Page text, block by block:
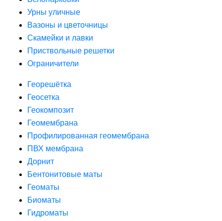
Урны уличные
Вазоны и цветочницы
Скамейки и лавки
Приствольные решетки
Ограничители
Георешётка
Геосетка
Геокомпозит
Геомембрана
Профилированная геомембрана
ПВХ мембрана
Дорнит
Бентонитовые маты
Геоматы
Биоматы
Гидроматы